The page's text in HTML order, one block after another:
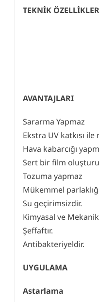
TEKNİK
AVANTAJLARI
Sararma Yapmaz
Ekstra UV katkısı
Hava kabarcığı
Sert bir film
Tozuma yapmaz
Mükemmel
Su geçirimsizdir.
Kimyasal ve
Şeffaftır.
Antibakteriyeldir.
UYGULAMA
Astarlama